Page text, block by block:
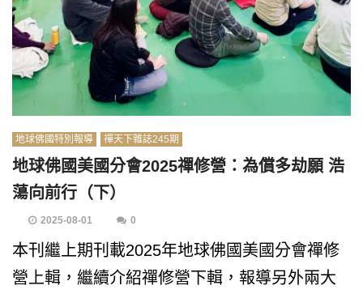
地球佛國特別報導 禪天下雜誌245期
地球佛國美國分會2025禪修營：為償多劫願 浩
蕩向前行（下）
2025-08-01 0
本刊繼上期刊載2025年地球佛國美國分會禪修
營上輯，繼續介紹禪修營下輯，報導另外兩大